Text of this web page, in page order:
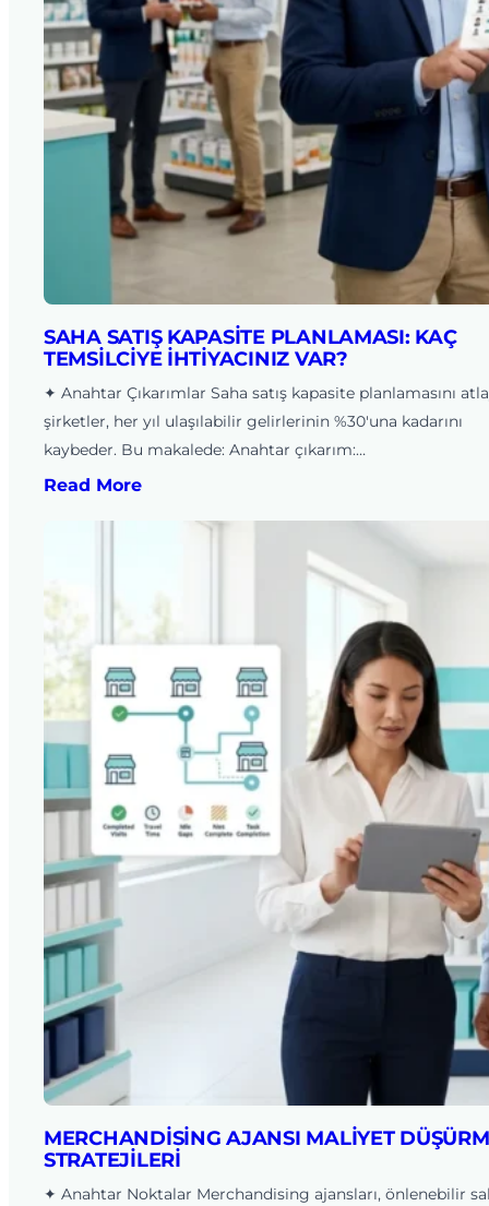
SAHA SATIŞ KAPASITE PLANLAMASI: KAÇ
TEMSILCIYE İHTIYACINIZ VAR?
✦ Anahtar Çıkarımlar Saha satış kapasite planlamasını
şirketler, her yıl ulaşılabilir gelirlerinin %30'una kadarını
kaybeder. Bu makalede: Anahtar çıkarım:…
Read More
MERCHANDISING AJANSI MALIYET
STRATEJILERI
✦ Anahtar Noktalar Merchandising ajansları, önlenebilir